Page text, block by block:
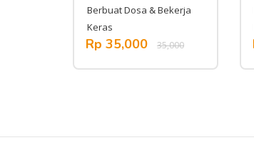
Berbuat Dosa & Bekerja
Keras
Rp 35,000 35,000